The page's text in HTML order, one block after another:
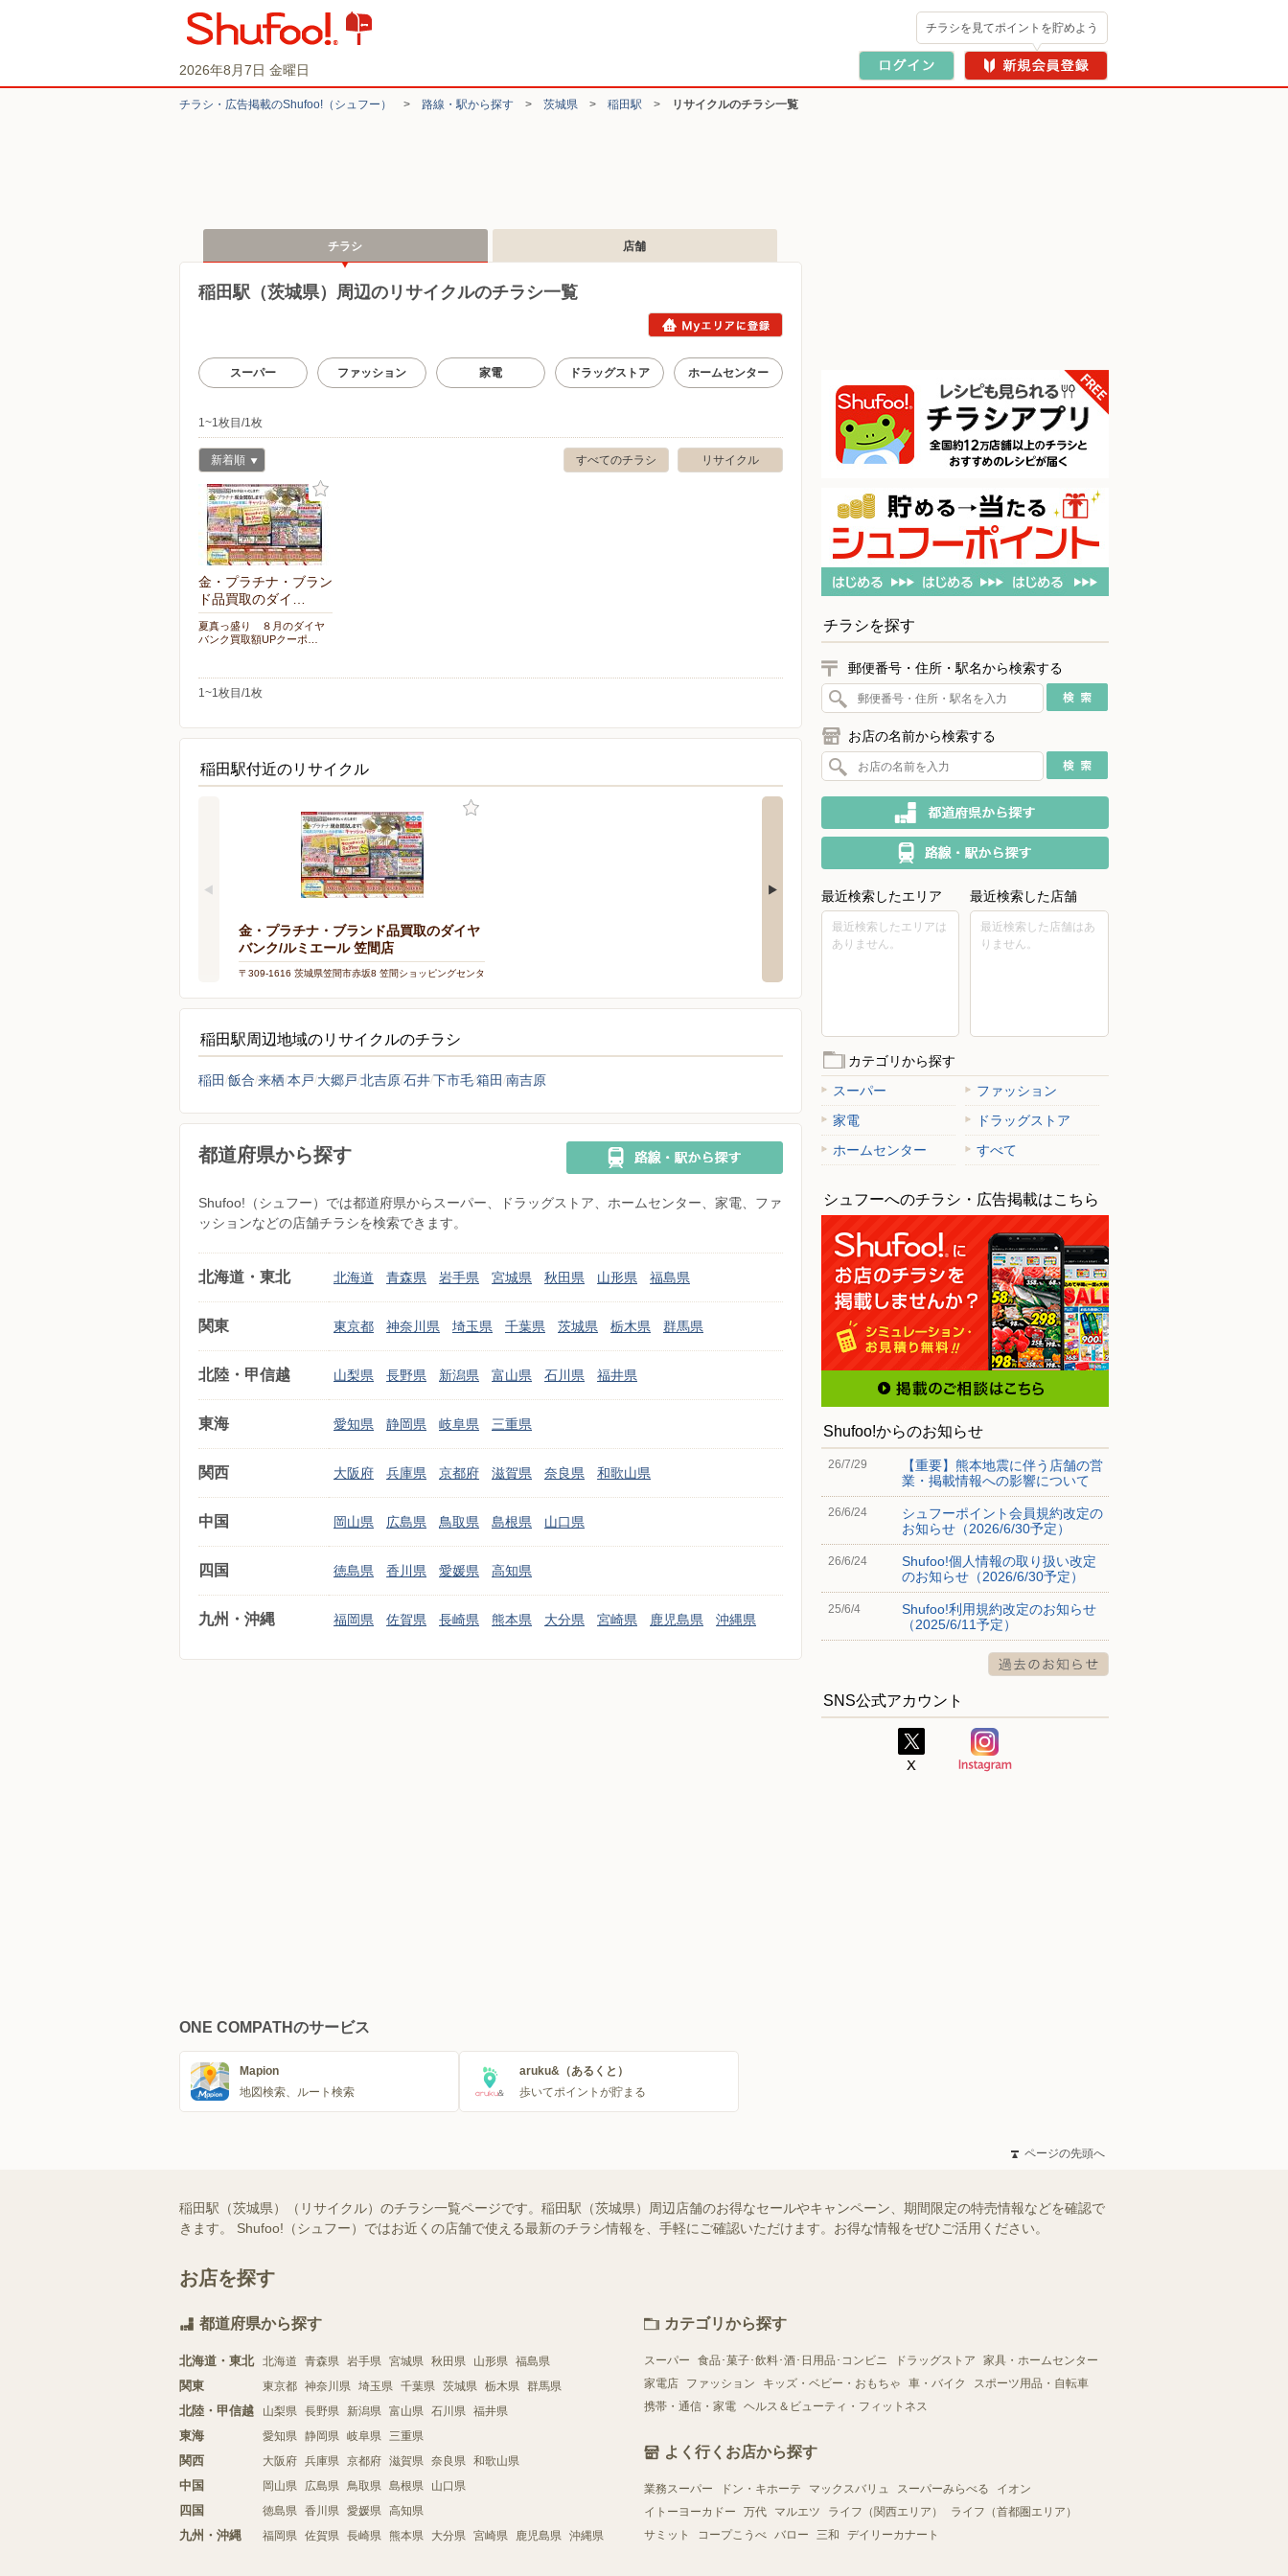
2026年8月7日 金曜日
チラシを見てポイントを貯めよう
チラシ・​広告掲載の​Shufoo!​（シュフー） > 路線・駅から探す > 茨城県 > 稲田駅 > リサイクルのチラシ一覧
チラシ 店舗
稲田駅（茨城県）周辺のリサイクルのチラシ一覧
スーパー ファッション 家電 ドラッグストア ホームセンター
1~1枚目/1枚
リサイクル
すべてのチラシ
新着順
金・プラチナ・ブラン
ド品買取のダイ…
夏真っ盛り ８月のダイヤ
バンク買取額UPクーポ…
1~1枚目/1枚
稲田駅付近のリサイクル
金・プラチナ・ブランド品買取のダイヤ
バンク/ルミエール 笠間店
〒309-1616 茨城県笠間市赤坂8 笠間ショッピングセンタ
稲田駅周辺地域のリサイクルのチラシ
稲田 飯合 来栖 本戸 大郷戸 北吉原石井下市毛箱田 南吉原
都道府県から探す
Shufoo!（シュフー）では都道府県からスーパー、ドラッグストア、ホームセンター、家電、ファ
ッションなどの店舗チラシを検索できます。
北海道・東北 北海道 青森県 岩手県 宮城県 秋田県 山形県 福島県
関東 東京都 神奈川県 埼玉県 千葉県 茨城県 栃木県 群馬県
北陸・甲信越 山梨県 長野県 新潟県 富山県 石川県 福井県
東海 愛知県 静岡県 岐阜県 三重県
関西 大阪府 兵庫県 京都府 滋賀県 奈良県 和歌山県
中国 岡山県 広島県 鳥取県 島根県 山口県
四国 徳島県 香川県 愛媛県 高知県
九州・沖縄 福岡県 佐賀県 長崎県 熊本県 大分県 宮崎県 鹿児島県 沖縄県
チラシを探す
郵便番号・住所・駅名から検索する
お店の名前から検索する
最近検索したエリア
最近検索したエリアは
ありません。
最近検索した店舗
最近検索した店舗はあ
りません。
カテゴリから探す
スーパー
ファッション
家電
ドラッグストア
ホームセンター
すべて
シュフーへのチラシ・広告掲載はこちら
Shufoo!からのお知らせ
26/7/29
【重要】熊本地震に伴う店舗の営
業・掲載情報への影響について
26/6/24
シュフーポイント会員規約改定の
お知らせ（2026/6/30予定）
26/6/24
Shufoo!個人情報の取り扱い改定
のお知らせ（2026/6/30予定）
25/6/4
Shufoo!利用規約改定のお知らせ
（2025/6/11予定）
SNS公式アカウント
ONE COMPATHのサービス
Mapion
地図検索、ルート検索
aruku&（あるくと）
歩いてポイントが貯まる
ページの先頭へ
稲田駅（茨城県）（リサイクル）のチラシ一覧ページです。稲田駅（茨城県）周辺店舗のお得なセールやキャンペーン、期間限定の特売情報などを確認で
きます。 Shufoo!（シュフー）ではお近くの店舗で使える最新のチラシ情報を、手軽にご確認いただけます。お得な情報をぜひご活用ください。
お店を探す
都道府県から探す
北海道・東北 北海道 青森県 岩手県 宮城県 秋田県 山形県 福島県
関東 東京都 神奈川県 埼玉県 千葉県 茨城県 栃木県 群馬県
北陸・甲信越 山梨県 長野県 新潟県 富山県 石川県 福井県
東海 愛知県 静岡県 岐阜県 三重県
関西 大阪府 兵庫県 京都府 滋賀県 奈良県 和歌山県
中国 岡山県 広島県 鳥取県 島根県 山口県
四国 徳島県 香川県 愛媛県 高知県
九州・沖縄 福岡県 佐賀県 長崎県 熊本県 大分県 宮崎県 鹿児島県 沖縄県
カテゴリから探す
スーパー 食品･菓子･飲料･酒･日用品･コンビニ ドラッグストア
家具・ホームセンター
家電店
ファッション キッズ・ベビー・おもちゃ 車・バイク
スポーツ用品・自転車
携帯・通信・家電 ヘルス＆ビューティ・フィットネス
よく行くお店から探す
業務スーパー ドン・キホーテ マックスバリュ スーパーみらべる
イオン
イトーヨーカドー
万代 マルエツ ライフ（関西エリア）
ライフ（首都圏エリア）
サミット
コープこうべ バロー 三和 デイリーカナート